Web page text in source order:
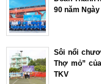
90 năm
Sôi nổi
Thợ mỏ”
TKV